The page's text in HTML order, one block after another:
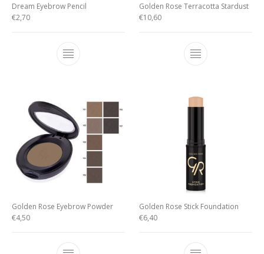
Dream Eyebrow Pencil
€2,70
Golden Rose Terracotta Stardust
€10,60
Golden Rose Eyebrow Powder
€4,50
Golden Rose Stick Foundation
€6,40